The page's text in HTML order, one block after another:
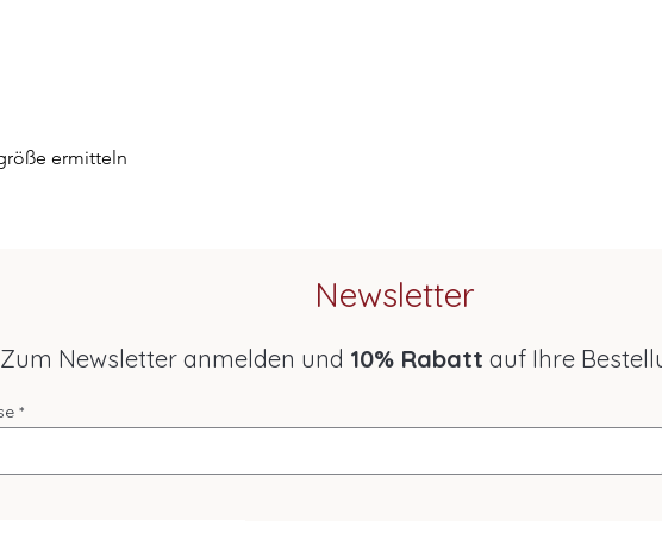
ermitteln
Newsletter
Zum Newsletter anmelden und 10% Rabatt auf Ihre